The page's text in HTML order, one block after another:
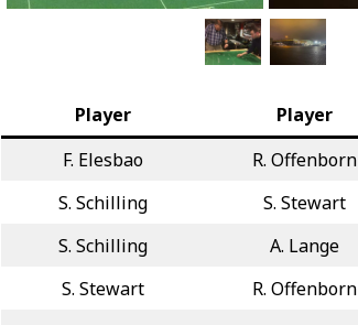
Player Player
F. Elesbao
R. Offenborn
S. Schilling
S. Stewart
S. Schilling
A. Lange
S. Stewart
R. Offenborn